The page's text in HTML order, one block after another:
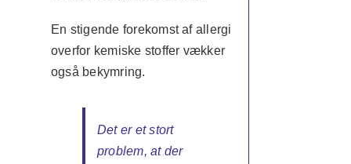
En stigende forekomst af allergi
overfor kemiske stoffer vækker
også bekymring.
Det er et stort
problem, at der